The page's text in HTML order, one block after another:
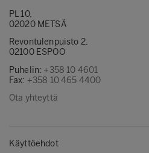
PL 10,
02020 METSÄ
Revontulenpuisto 2,
02100 ESPOO
Puhelin: +358 10 4601
Fax: +358 10 465 4400
Ota yhteyttä
Käyttöehdot